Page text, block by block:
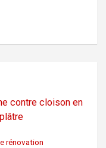
contre cloison en
rénovation